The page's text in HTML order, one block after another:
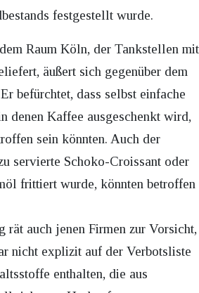
festgestellt wurde.
Raum Köln, der Tankstellen mit
äußert sich gegenüber dem
befürchtet, dass selbst einfache
denen Kaffee ausgeschenkt wird,
sein könnten. Auch der
servierte Schoko-Croissant oder
frittiert wurde, könnten betroffen
rät auch jenen Firmen zur Vorsicht,
nicht explizit auf der Verbotsliste
enthalten, die aus